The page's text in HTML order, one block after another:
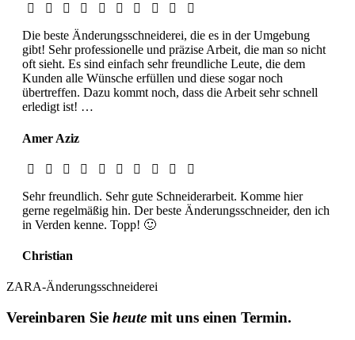
Die beste Änderungsschneiderei, die es in der Umgebung
gibt! Sehr professionelle und präzise Arbeit, die man so nicht
oft sieht. Es sind einfach sehr freundliche Leute, die dem
Kunden alle Wünsche erfüllen und diese sogar noch
übertreffen. Dazu kommt noch, dass die Arbeit sehr schnell
erledigt ist! …
Amer Aziz
Sehr freundlich. Sehr gute Schneiderarbeit. Komme hier
gerne regelmäßig hin. Der beste Änderungsschneider, den ich
in Verden kenne. Topp! 🙂
Christian
ZARA-Änderungsschneiderei
Vereinbaren Sie heute mit uns einen Termin.